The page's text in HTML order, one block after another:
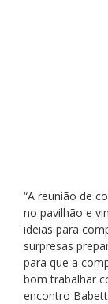
“A reunião de
no pavilhão e
ideias para
surpresas
para que a
bom trabalhar
encontro